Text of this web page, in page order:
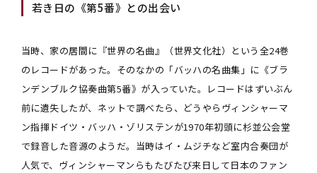
若き日の《第5番》との出会い
当時、家の居間に『世界の名曲』（世界文化社）という全24巻
のレコードがあった。そのなかの「バッハの名曲集」に《ブラ
ンデンブルク協奏曲第5番》が入っていた。レコードはずいぶん
前に遺失したが、ネットで調べたら、どうやらヴィンシャーマ
ン指揮ドイツ・バッハ・ゾリステンが1970年初頭に杉並公会堂
で録音した音源のようだ。当時はイ・ムジチなど室内合奏団が
人気で、ヴィンシャーマンらもたびたび来日して日本のファン